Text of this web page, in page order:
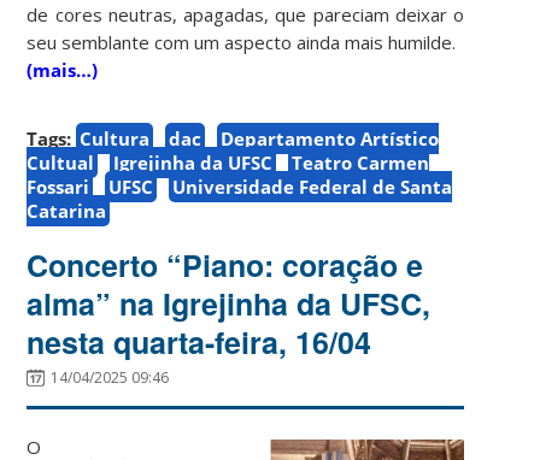
de cores neutras, apagadas, que pareciam deixar o
seu semblante com um aspecto ainda mais humilde.
(mais…)
Tags: Cultura dac
Departamento Artístico
Cultual
Igrejinha da UFSC
Teatro Carmen
Fossari
UFSC
Universidade Federal de Santa
Catarina
Concerto “Piano: coração e
alma” na Igrejinha da UFSC,
nesta quarta-feira, 16/04
14/04/2025 09:46
O